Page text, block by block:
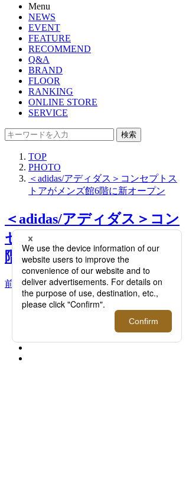
Menu
NEWS
EVENT
FEATURE
RECOMMEND
Q&A
BRAND
FLOOR
RANKING
ONLINE STORE
SERVICE
検索
TOP
PHOTO
＜adidas/アディダス＞コンセプトス
トアがメンズ館6階に新オープン
＜adidas/アディダス＞コン
セプトストアがメンズ館6
階に新オープン >>
前へ 次へ